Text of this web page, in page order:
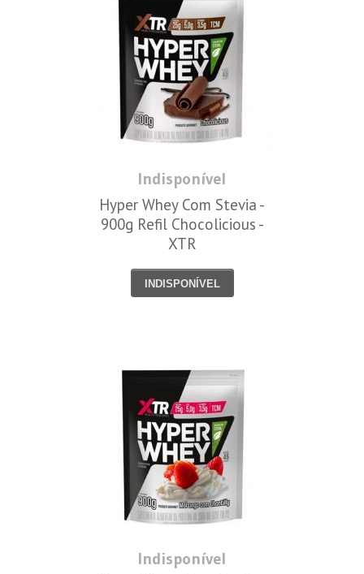
Indisponível
Hyper Whey Com Stevia -
900g Refil Chocolicious -
XTR
INDISPONÍVEL
Indisponível